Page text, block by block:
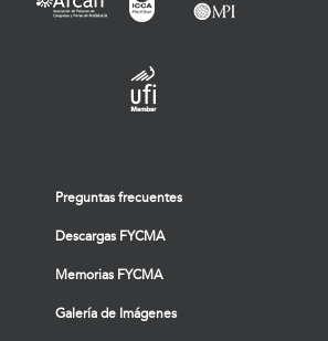
Preguntas frecuentes
Descargas FYCMA
Memorias FYCMA
Galería de Imágenes